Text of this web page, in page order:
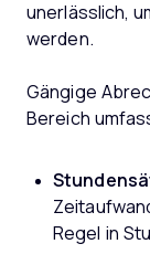
unerlässlich,
werden.
Gängige
Bereich
Regel in